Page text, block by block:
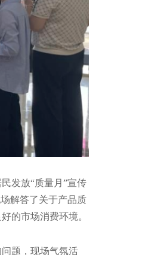
发放“质量月”宣传
解答了关于产品质
的市场消费环境。
题，现场气氛活